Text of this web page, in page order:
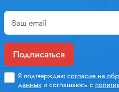
Подписаться
Я подтверждаю согласие на
данных и соглашаюсь с